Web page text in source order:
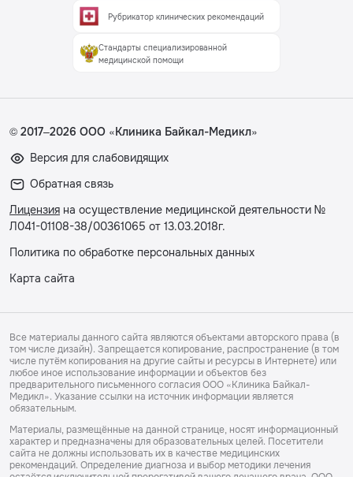
Рубрикатор клинических рекомендаций
Стандарты специализированной
медицинской помощи
© 2017–2026 ООО «Клиника Байкал-Медикл»
Версия для слабовидящих
Обратная связь
Лицензия на осуществление медицинской деятельности №
Л041-01108-38/00361065 от 13.03.2018г.
Политика по обработке персональных данных
Карта сайта
Все материалы данного сайта являются объектами авторского права (в
том числе дизайн). Запрещается копирование, распространение (в том
числе путём копирования на другие сайты и ресурсы в Интернете) или
любое иное использование информации и объектов без
предварительного письменного согласия ООО «Клиника Байкал-
Медикл». Указание ссылки на источник информации является
обязательным.
Материалы, размещённые на данной странице, носят информационный
характер и предназначены для образовательных целей. Посетители
сайта не должны использовать их в качестве медицинских
рекомендаций. Определение диагноза и выбор методики лечения